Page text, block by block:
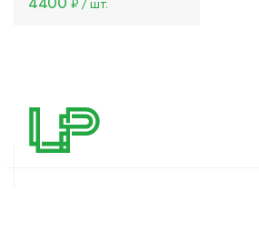
₽ / шт.